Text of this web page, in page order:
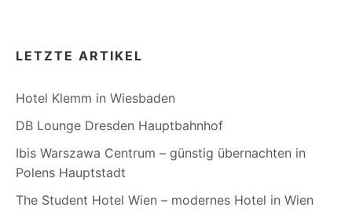
LETZTE ARTIKEL
Hotel Klemm in Wiesbaden
DB Lounge Dresden Hauptbahnhof
Ibis Warszawa Centrum – günstig übernachten in
Polens Hauptstadt
The Student Hotel Wien – modernes Hotel in Wien